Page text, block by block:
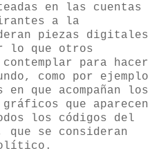
en las cuentas
a la
piezas digitales
lo que otros
para hacer
como por ejemplo
que acompañan los
que aparecen
los códigos del
se consideran